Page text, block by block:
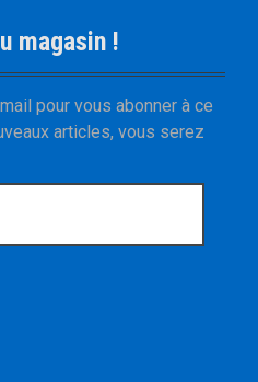
magasin !
pour vous abonner à ce
articles, vous serez